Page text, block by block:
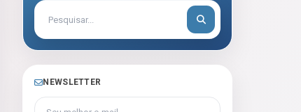
NEWSLETTER
Seu melhor e-mail